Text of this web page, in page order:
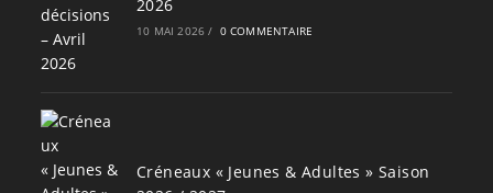
2026
10 MAI 2026 / 0 COMMENTAIRE
Créneaux « Jeunes & Adultes » Saison